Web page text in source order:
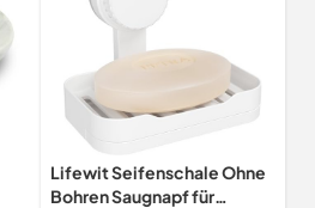
Lifewit Seifenschale Ohne
Bohren Saugnapf für